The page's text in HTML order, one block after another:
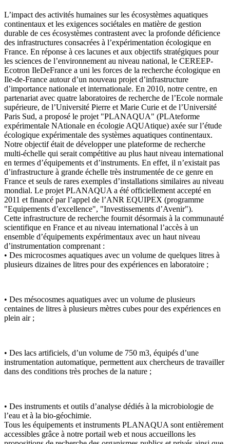
L’impact des activités humaines sur les écosystèmes aquatiques
continentaux et les exigences sociétales en matière de gestion
durable de ces écosystèmes contrastent avec la profonde déficience
des infrastructures consacrées à l’expérimentation écologique en
France. En réponse à ces lacunes et aux objectifs stratégiques pour
les sciences de l’environnement au niveau national, le CEREEP-
Ecotron IleDeFrance a uni les forces de la recherche écologique en
Ile-de-France autour d’un nouveau projet d’infrastructure
d’importance nationale et internationale. En 2010, notre centre, en
partenariat avec quatre laboratoires de recherche de l’Ecole normale
supérieure, de l’Université Pierre et Marie Curie et de l’Université
Paris Sud, a proposé le projet "PLANAQUA" (PLAteforme
expérimentale NAtionale en écologie AQUAtique) axée sur l’étude
écologique expérimentale des systèmes aquatiques continentaux.
Notre objectif était de développer une plateforme de recherche
multi-échelle qui serait compétitive au plus haut niveau international
en termes d’équipements et d’instruments. En effet, il n’existait pas
d’infrastructure à grande échelle très instrumentée de ce genre en
France et seuls de rares exemples d’installations similaires au niveau
mondial. Le projet PLANAQUA a été officiellement accepté en
2011 et financé par l’appel de l’ANR EQUIPEX (programme
"Equipements d’excellence", "Investissements d’Avenir").
Cette infrastructure de recherche fournit désormais à la communauté
scientifique en France et au niveau international l’accès à un
ensemble d’équipements expérimentaux avec un haut niveau
d’instrumentation comprenant :
• Des microcosmes aquatiques avec un volume de quelques litres à
plusieurs dizaines de litres pour des expériences en laboratoire ;
• Des mésocosmes aquatiques avec un volume de plusieurs
centaines de litres à plusieurs mètres cubes pour des expériences en
plein air ;
• Des lacs artificiels, d’un volume de 750 m3, équipés d’une
instrumentation automatique, permettent aux chercheurs de travailler
dans des conditions très proches de la nature ;
• Des instruments et outils d’analyse dédiés à la microbiologie de
l’eau et à la bio-géochimie.
Tous les équipements et instruments PLANAQUA sont entièrement
accessibles grâce à notre portail web et nous accueillons les